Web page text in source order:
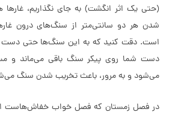
(حتی یک اثر انگشت)‌ به جای نگذاریم،‌ غارها
شدن هر دو سانتی‌متر از سنگ‌های درون
است. دقت کنید که به این سنگ‌ها حتی دست
دست شما روی پیکر سنگ باقی می‌ماند و
می‌شود و به مرور، باعث تخریب شدن سنگ
در فصل زمستان که فصل خواب خفاش‌هاست از